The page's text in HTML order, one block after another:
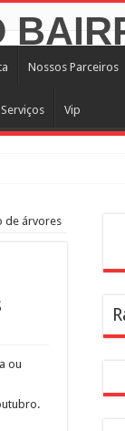
Nossos Parceiros
Serviços Vip
de saúde
de árvores
ou